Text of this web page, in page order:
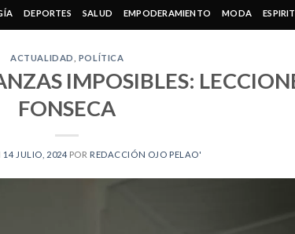
DEPORTES SALUD EMPODERAMIENTO MODA
ACTUALIDAD POLÍTICA
IMPOSIBLES:
FONSECA
14 JULIO, 2024 POR REDACCIÓN OJO PELAO'